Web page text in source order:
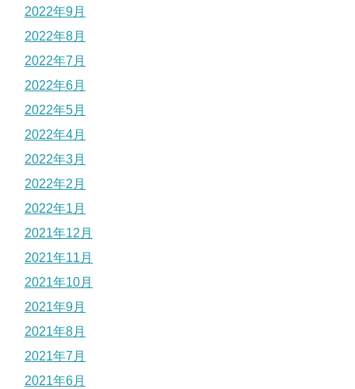
2022年9月
2022年8月
2022年7月
2022年6月
2022年5月
2022年4月
2022年3月
2022年2月
2022年1月
2021年12月
2021年11月
2021年10月
2021年9月
2021年8月
2021年7月
2021年6月